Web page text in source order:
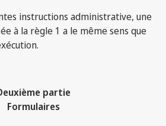
instructions administrative, une
à la règle 1 a le même sens que
partie
Formulaires